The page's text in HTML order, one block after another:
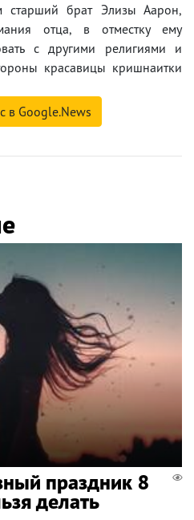
старший брат Элизы Аарон,
отца, в отместку ему
с другими религиями и
красавицы кришнаитки
в Google.News
праздник 8
делать